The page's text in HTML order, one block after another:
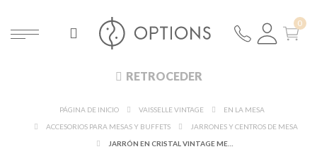
RETROCEDER
PÁGINA DE INICIO VAISSELLE VINTAGE
EN LA MESA
ACCESORIOS PARA MESAS Y BUFFETS
JARRONES Y CENTROS DE MESA